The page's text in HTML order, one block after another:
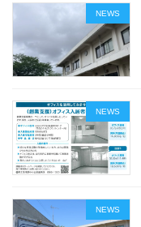
NEWS
NEWS
NEWS